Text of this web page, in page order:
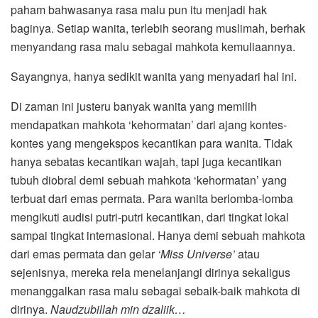
paham bahwasanya rasa malu pun itu menjadi hak
baginya. Setiap wanita, terlebih seorang muslimah, berhak
menyandang rasa malu sebagai mahkota kemuliaannya.
Sayangnya, hanya sedikit wanita yang menyadari hal ini.
Di zaman ini justeru banyak wanita yang memilih
mendapatkan mahkota ‘kehormatan’ dari ajang kontes-
kontes yang mengekspos kecantikan para wanita. Tidak
hanya sebatas kecantikan wajah, tapi juga kecantikan
tubuh diobral demi sebuah mahkota ‘kehormatan’ yang
terbuat dari emas permata. Para wanita berlomba-lomba
mengikuti audisi putri-putri kecantikan, dari tingkat lokal
sampai tingkat internasional. Hanya demi sebuah mahkota
dari emas permata dan gelar ‘Miss Universe’atau
sejenisnya, mereka rela menelanjangi dirinya sekaligus
menanggalkan rasa malu sebagai sebaik-baik mahkota di
dirinya. Naudzubillah min dzaliik…